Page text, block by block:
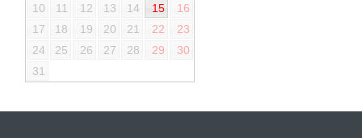
10
11 12 13 14 15
16
17
18 19 20 21 22
23
24
25 26 27 28 29
30
31